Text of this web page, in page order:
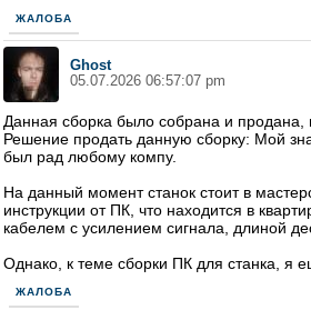
ЖАЛОБА
Ghost
05.07.2026 06:57:07 pm
Данная сборка было собрана и продана,
Решение продать данную сборку: Мой
был рад любому компу.
На данный момент станок стоит в
инструкции от ПК, что находится в
кабелем с усилением сигнала, длиной
Однако, к теме сборки ПК для станка, я
ЖАЛОБА